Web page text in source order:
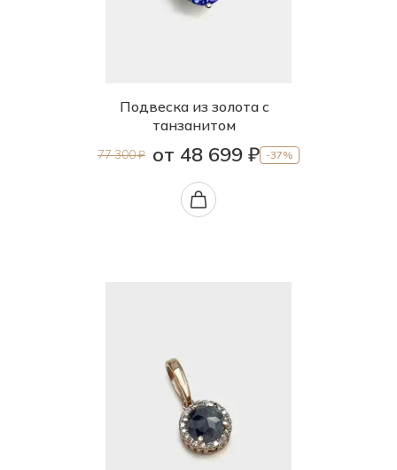
Подвеска из золота с
танзанитом
77 300 ₽ от 48 699 ₽ -37%